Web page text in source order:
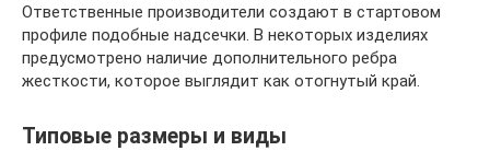
Ответственные производители создают в стартовом
профиле подобные надсечки. В некоторых изделиях
предусмотрено наличие дополнительного ребра
жесткости, которое выглядит как отогнутый край.
Типовые размеры и виды